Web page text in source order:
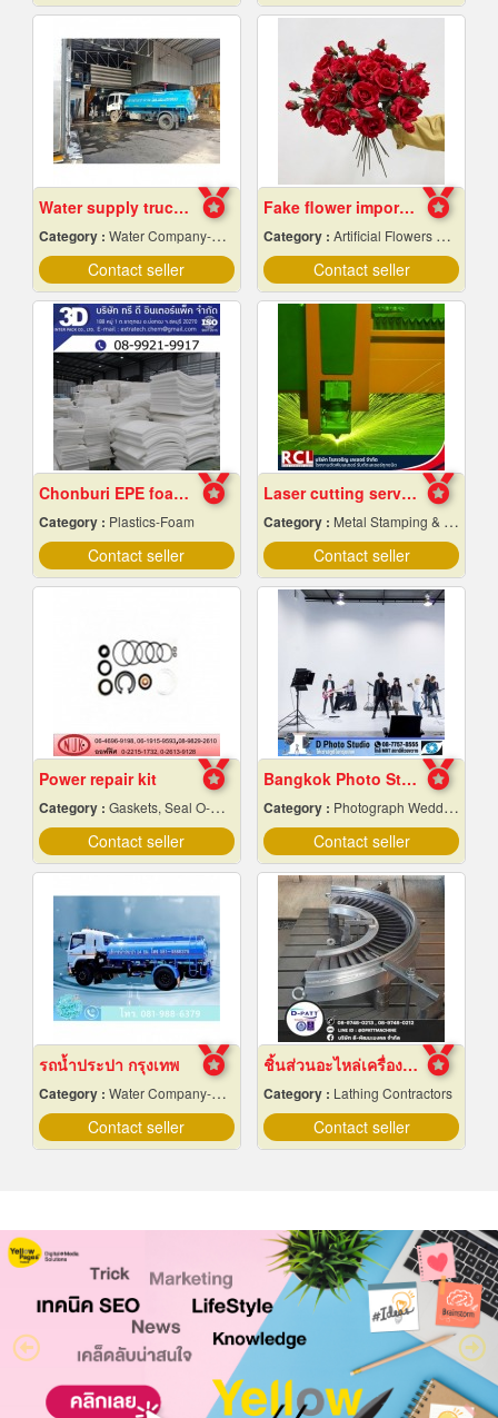
Water supply trucks near me
Category : Water Company-Bulk
Contact seller
Fake flower import factory
Category : Artificial Flowers & Plants
Contact seller
Chonburi EPE foam factory
Category : Plastics-Foam
Contact seller
Laser cutting service according to the design
Category : Metal Stamping & Cutting
Contact seller
Power repair kit
Category : Gaskets, Seal O-Ring and Oil Seals
Contact seller
Bangkok Photo Studio
Category : Photograph Wedding Studio
Contact seller
รถน้ำประปา กรุงเทพ
Category : Water Company-Bulk
Contact seller
ชิ้นส่วนอะไหล่เครื่องจักรกล
Category : Lathing Contractors
Contact seller